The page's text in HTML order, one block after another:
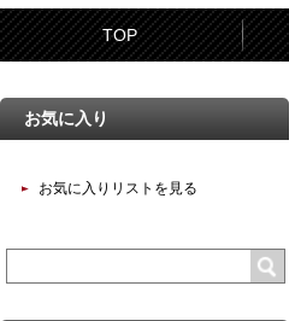
TOP
お気に入り
お気に入りリストを見る